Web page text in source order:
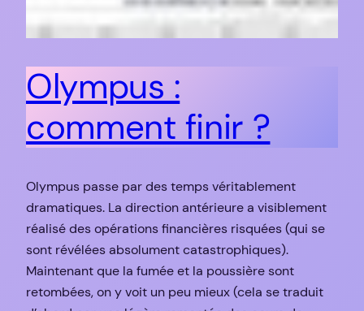
Olympus :
comment finir ?
Olympus passe par des temps véritablement
dramatiques. La direction antérieure a visiblement
réalisé des opérations financières risquées (qui se
sont révélées absolument catastrophiques).
Maintenant que la fumée et la poussière sont
retombées, on y voit un peu mieux (cela se traduit